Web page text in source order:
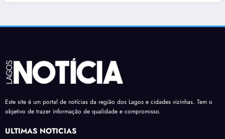
Este site é um portal de notícias da região dos Lagos e cidades vizinhas. Tem o
objetivo de trazer informação de qualidade e compromisso.
ÚLTIMAS NOTÍCIAS